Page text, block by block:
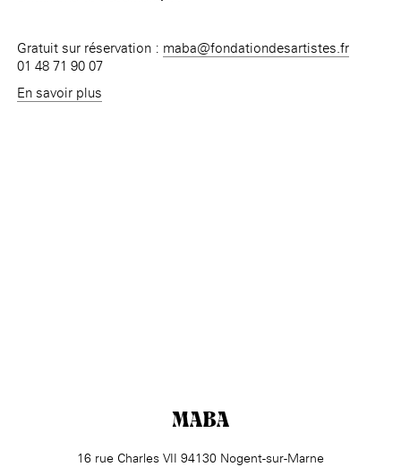
Gratuit sur réservation : maba@fondationdesartistes.fr
01 48 71 90 07
En savoir plus
MABA
16 rue Charles VII 94130 Nogent-sur-Marne